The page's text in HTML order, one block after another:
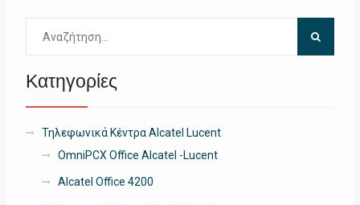
για:
Κατηγορίες
Τηλεφωνικά Κέντρα Alcatel Lucent
OmniPCX Office Alcatel -Lucent
Alcatel Office 4200